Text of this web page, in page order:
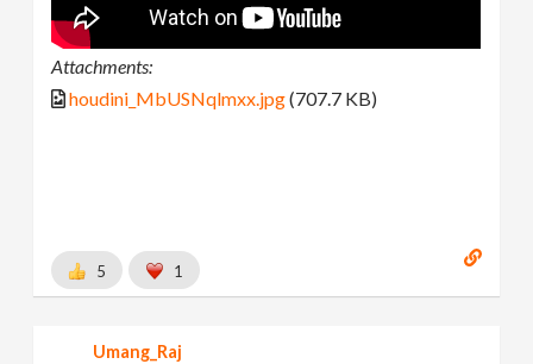
Attachments:
houdini_MbUSNqlmxx.jpg(707.7 KB)
5 1
Umang_Raj